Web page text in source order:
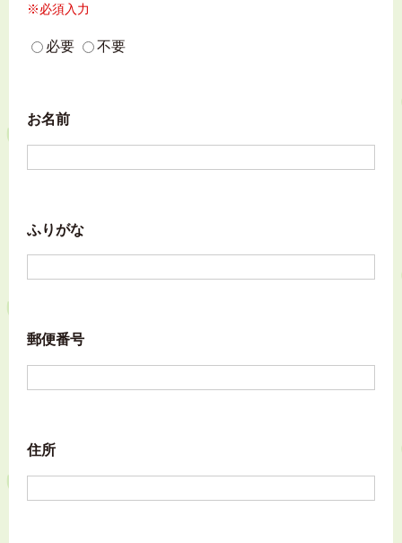
※必須入力
必要 不要
お名前
ふりがな
郵便番号
住所